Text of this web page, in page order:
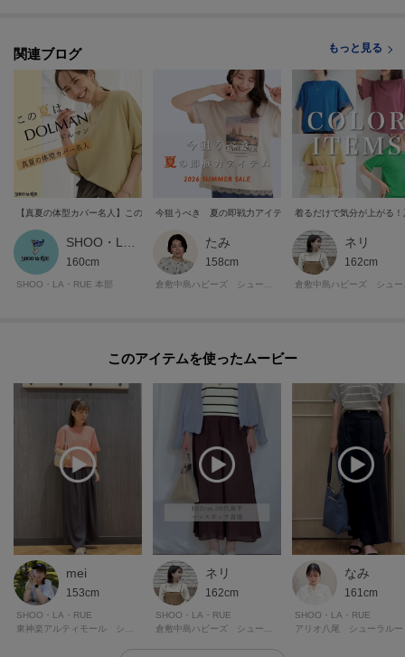
・接触冷感
・UVカット
・毛玉になりにくい
※この製品は、太陽光線中の紫外線（UV）を通しにくくします。この効果は
永久的ではありません。
※照明の関係により、実際よりも色味が違って見える場合があります。ま
た、パソコン・スマートフォンなどの環境により、若干製品と画像のカラー
が異なる場合もございます。
[お気に入り登録とは？]
オンラインサイトの各アイテムにある「ハートマーク」を
クリックして簡単に追加できます！
[おすすめPOINT]
お得な情報をGETできます！！
再入荷通知や、値下げ情報・在庫状況をメルマガにてお知らせ。
POINT.2
マイページでお気に入り一覧をチェックでき、
自分だけのお買い物リストがつくれる！
ーーーーーーーーーーーーーーーーーーーーーーーーーーーー
関連ブログ もっと見る
【真夏の体型カバー名人】この夏は、ドルマン！
160cm
SHOO・LA・RUE 本部
今狙うべき 夏の即戦力アイテム
たみ
158cm
着るだけで気分が上がる
ネリ
162cm
このアイテムを使ったムービー
mei
153cm
SHOO・LA・RUE
ネリ
162cm
SHOO・LA・RUE
なみ
161cm
SHOO・LA・RUE
アリオ八尾 シューラルー